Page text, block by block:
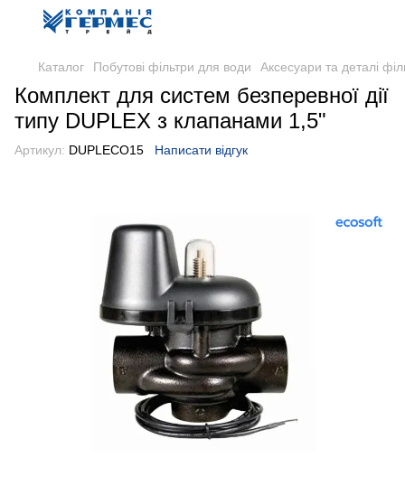
Каталог Побутові фільтри для води Аксесуари та деталі
Комплект для систем безперевної дії
типу DUPLEX з клапанами 1,5"
Артикул: DUPLECO15 Написати відгук